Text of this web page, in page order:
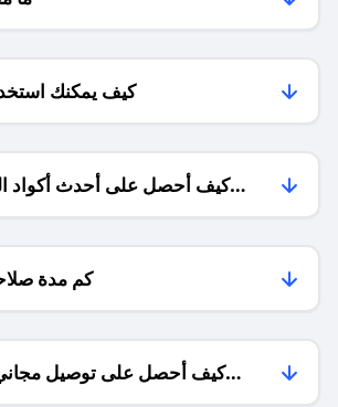
كيف يمكنك
كيف أحصل على أحدث أكواد
كم مدة
كيف أحصل على توصيل